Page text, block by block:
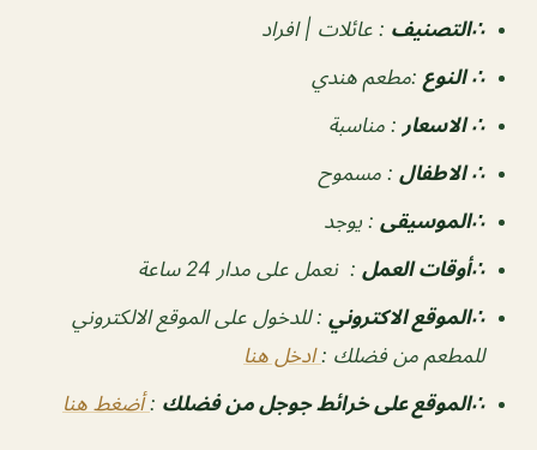
∴التصنيف : عائلات | افراد
∴ النوع :مطعم هندي
∴ الاسعار : مناسبة
∴ الاطفال : مسموح
∴الموسيقى : يوجد
‏∴أوقات العمل : نعمل على مدار 24 ساعة
∴الموقع الاكتروني : للدخول على الموقع الالكتروني
للمطعم من فضلك :ادخل هنا
∴الموقع على خرائط جوجل من فضلك :أضغط هنا